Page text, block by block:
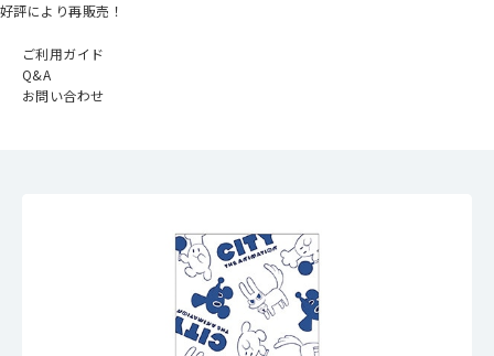
好評により再販売！
ご利用ガイド
Q&A
お問い合わせ